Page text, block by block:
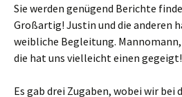
Sie werden genügend Berichte
Großartig! Justin und die anderen
weibliche Begleitung. Mannomann,
die hat uns vielleicht einen gegeigt!
Es gab drei Zugaben, wobei wir bei